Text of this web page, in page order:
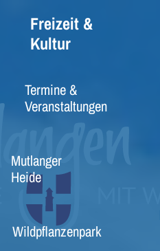
Freizeit &
Kultur
Termine &
Veranstaltungen
Mutlanger
Heide
Wildpflanzenpark